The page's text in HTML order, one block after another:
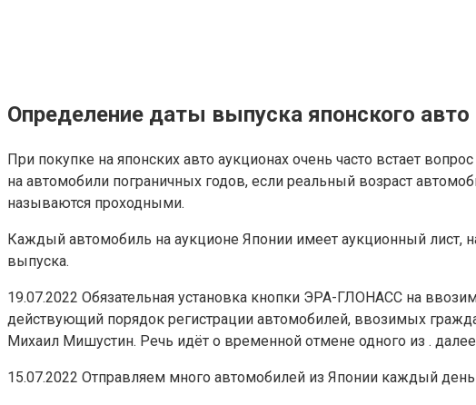
Определение даты выпуска японского авто
При покупке на японских авто аукционах очень часто встает
на автомобили пограничных годов, если реальный возраст
называются проходными.
Каждый автомобиль на аукционе Японии имеет аукционный лист,
выпуска.
19.07.2022 Обязательная установка кнопки ЭРА-ГЛОНАСС на
действующий порядок регистрации автомобилей, ввозимых
Михаил Мишустин. Речь идёт о временной отмене одного из .
15.07.2022 Отправляем много автомобилей из Японии каждый день!